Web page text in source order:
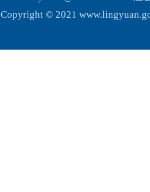
Copyright © 2021